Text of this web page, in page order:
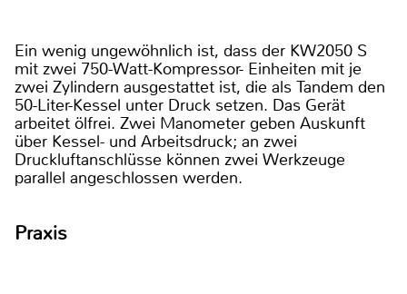
Ein wenig ungewöhnlich ist, dass der KW2050 S
mit zwei 750-Watt-Kompressor- Einheiten mit je
zwei Zylindern ausgestattet ist, die als Tandem den
50-Liter-Kessel unter Druck setzen. Das Gerät
arbeitet ölfrei. Zwei Manometer geben Auskunft
über Kessel- und Arbeitsdruck; an zwei
Druckluftanschlüsse können zwei Werkzeuge
parallel angeschlossen werden.
Praxis